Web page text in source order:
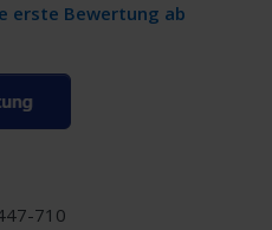
erste Bewertung ab
710